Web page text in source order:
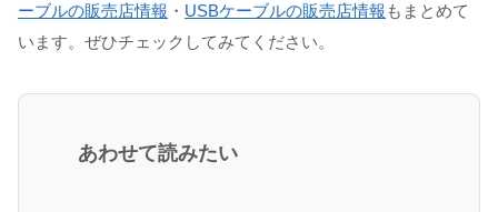
ーブルの販売店情報 ・ USBケーブルの販売店情報 もまとめて
います。ぜひチェックしてみてください。
あわせて読みたい